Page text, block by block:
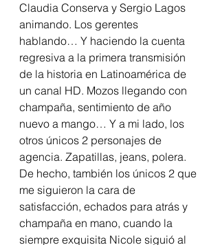
Claudia Conserva y Sergio Lagos
animando. Los gerentes
hablando… Y haciendo la cuenta
regresiva a la primera transmisión
de la historia en Latinoamérica de
un canal HD. Mozos llegando con
champaña, sentimiento de año
nuevo a mango… Y a mi lado, los
otros únicos 2 personajes de
agencia. Zapatillas, jeans, polera.
De hecho, también los únicos 2 que
me siguieron la cara de
satisfacción, echados para atrás y
champaña en mano, cuando la
siempre exquisita Nicole siguió al